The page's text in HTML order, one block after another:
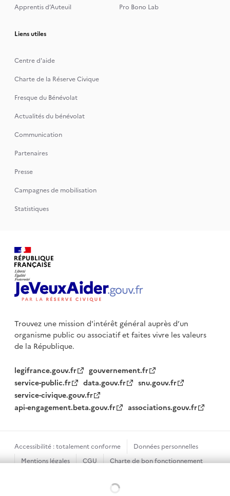
Apprentis d’Auteuil
Pro Bono Lab
Liens utiles
Centre d'aide
Charte de la Réserve Civique
Fresque du Bénévolat
Actualités du bénévolat
Communication
Partenaires
Presse
Campagnes de mobilisation
Statistiques
Trouvez une mission d'intérêt général auprès d’un
organisme publicou associatif et faites vivre les valeurs
de la République.
legifrance.gouv.fr
gouvernement.fr
service-public.fr
data.gouv.fr
snu.gouv.fr
service-civique.gouv.fr
api-engagement.beta.gouv.fr
associations.gouv.fr
Accessibilité : totalement conforme
Données personnelles
Mentions légales
CGU
Charte de bon fonctionnement